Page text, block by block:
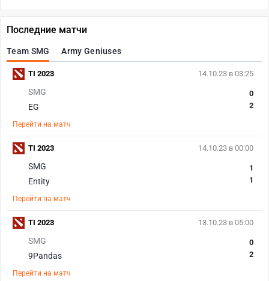
Последние матчи
Team SMG Army Geniuses
14.10.23 в 03:25
SMG
EG
0
2
Перейти на матч
TI 2023
14.10.23 в 00:00
SMG
Entity
1
1
Перейти на матч
TI 2023
13.10.23 в 05:00
SMG
9Pandas
0
2
Перейти на матч
TI 2023